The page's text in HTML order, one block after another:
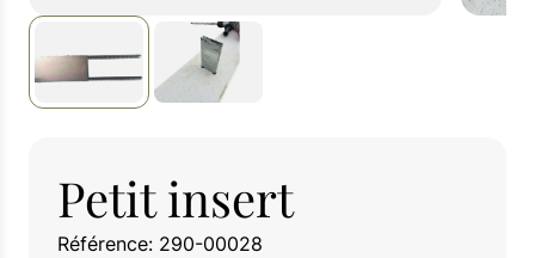
Petit insert
Référence: 290-00028